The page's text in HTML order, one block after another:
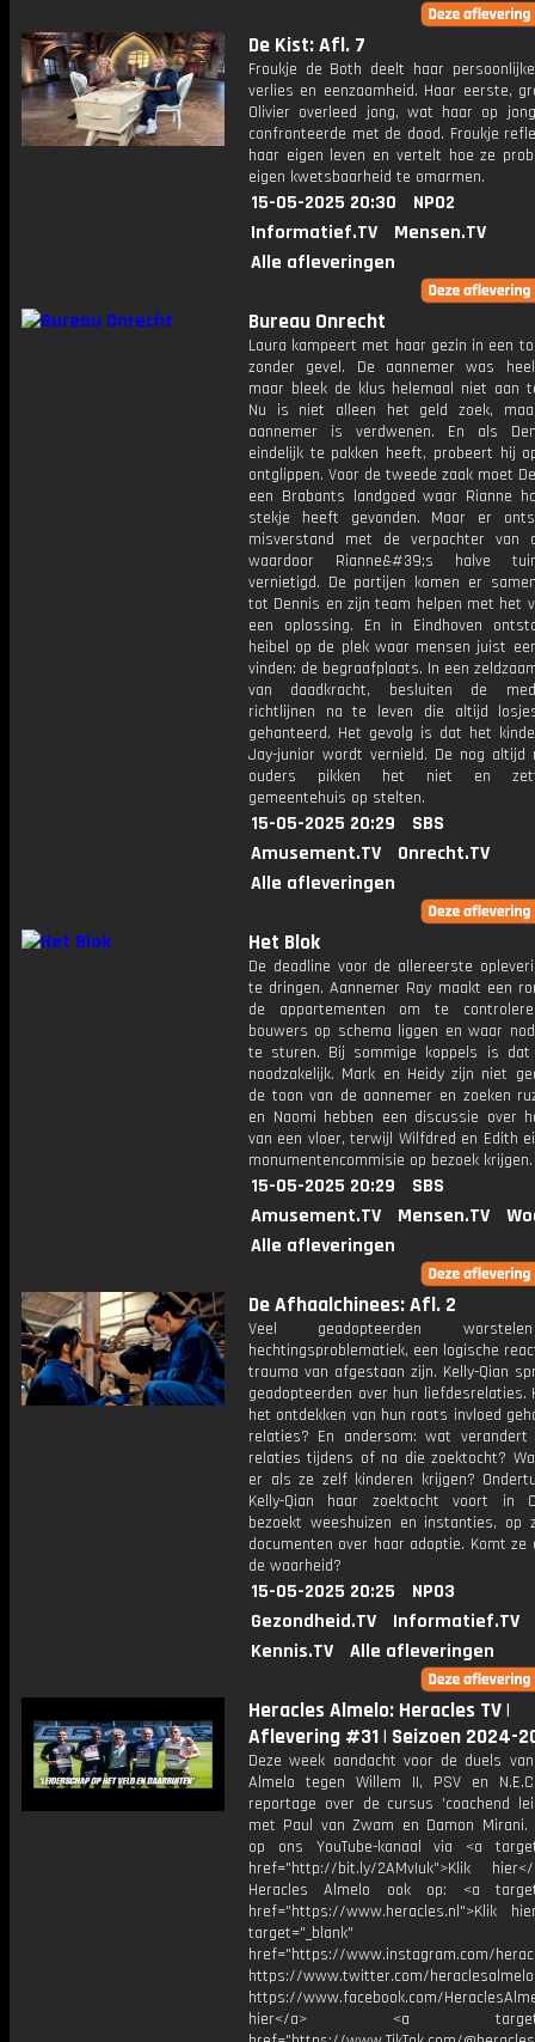
De Kist: Afl. 7
Froukje de Both deelt haar
verlies en eenzaamheid. Haar eerste,
Olivier overleed jong, wat haar op
confronteerde met de dood. Froukje
haar eigen leven en vertelt hoe ze
eigen kwetsbaarheid te omarmen.
15-05-2025 20:30
NPO2
Informatief.TV
Mensen.TV
Alle afleveringen
Bureau Onrecht
Laura kampeert met haar gezin in een
zonder gevel. De aannemer was
maar bleek de klus helemaal niet aan
Nu is niet alleen het geld zoek,
aannemer is verdwenen. En als
eindelijk te pakken heeft, probeert hij
ontglippen. Voor de tweede zaak moet
een Brabants landgoed waar Rianne
stekje heeft gevonden. Maar er
misverstand met de verpachter van
waardoor Rianne&#39;s halve
vernietigd. De partijen komen er
tot Dennis en zijn team helpen met het
een oplossing. En in Eindhoven
heibel op de plek waar mensen juist
vinden: de begraafplaats. In een
van daadkracht, besluiten de
richtlijnen na te leven die altijd
gehanteerd. Het gevolg is dat het
Jay-junior wordt vernield. De nog altijd
ouders pikken het niet en
gemeentehuis op stelten.
15-05-2025 20:29
SBS
Amusement.TV
Onrecht.TV
Alle afleveringen
Het Blok
De deadline voor de allereerste
te dringen. Aannemer Ray maakt een
de appartementen om te
bouwers op schema liggen en waar
te sturen. Bij sommige koppels is dat
noodzakelijk. Mark en Heidy zijn niet
de toon van de aannemer en zoeken
en Naomi hebben een discussie over
van een vloer, terwijl Wilfdred en Edith
monumentencommisie op bezoek krijgen.
15-05-2025 20:29
SBS
Amusement.TV
Mensen.TV
Alle afleveringen
De Afhaalchinees: Afl. 2
Veel geadopteerden
hechtingsproblematiek, een logische
trauma van afgestaan zijn. Kelly-Qian
geadopteerden over hun liefdesrelaties.
het ontdekken van hun roots invloed
relaties? En andersom: wat
relaties tijdens of na die zoektocht?
er als ze zelf kinderen krijgen?
Kelly-Qian haar zoektocht voort in
bezoekt weeshuizen en instanties, op
documenten over haar adoptie. Komt ze
de waarheid?
15-05-2025 20:25
NPO3
Gezondheid.TV
Informatief.TV
Kennis.TV
Alle afleveringen
Heracles Almelo: Heracles TV |
Aflevering #31 | Seizoen 2024-
Deze week aandacht voor de duels
Almelo tegen Willem II, PSV en
reportage over de cursus 'coachend
met Paul van Zwam en Damon Mirani.
op ons YouTube-kanaal via <a
href="http://bit.ly/2AMvIuk">Klik
Heracles Almelo ook op: <a
href="https://www.heracles.nl">Klik
target="_blank"
href="https://www.instagram.com/
https://www.twitter.com/heraclesalmelo
https://www.facebook.com/
hier</a> <a